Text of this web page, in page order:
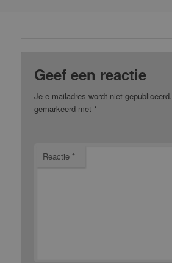
Geef een reactie
Je e-mailadres wordt niet gepubliceerd.
gemarkeerd met*
Reactie*